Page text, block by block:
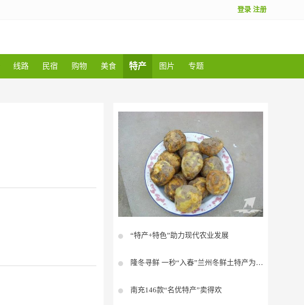
登录 注册
线路 民宿 购物 美食 特产 图片 专题
“特产+特色”助力现代农业发展
隆冬寻鲜 一秒“入春”兰州冬鲜土特产为乡村振兴加码
南充146款“名优特产”卖得欢